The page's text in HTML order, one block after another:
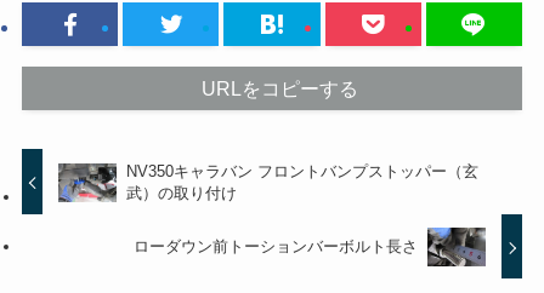
URLをコピーする
NV350キャラバン フロントバンプストッパー（玄
武）の取り付け
ローダウン前トーションバーボルト長さ